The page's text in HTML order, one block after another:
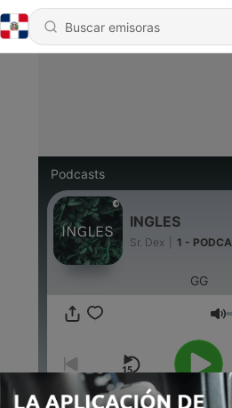
Podcasts
INGLES
Sr. Dex 1 -
GG
00:00